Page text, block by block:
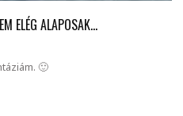
ELÉG ALAPOSAK…
🙂